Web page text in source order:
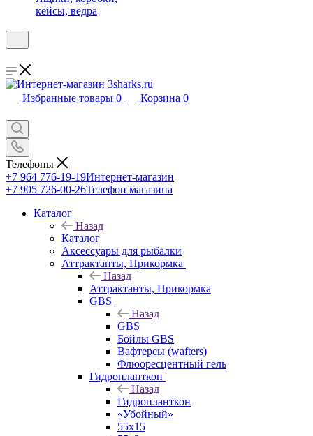
кейсы, ведра
Избранные товары 0 Корзина 0
Телефоны
+7 964 776-19-19Интернет-магазин
+7 905 726-00-26Телефон магазина
Каталог
Назад
Каталог
Аксессуары для рыбалки
Аттрактанты, Прикормка
Назад
Аттрактанты, Прикормка
GBS
Назад
GBS
Бойлы GBS
Вафтерсы (wafters)
Флюоресцентный гель
Гидропланткон
Назад
Гидропланткон
«Убойный»
55х15